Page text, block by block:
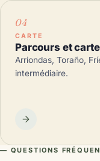
CARTE
Parcours et
Arriondas, Toraño,
intermédiaire.
— QUESTIONS